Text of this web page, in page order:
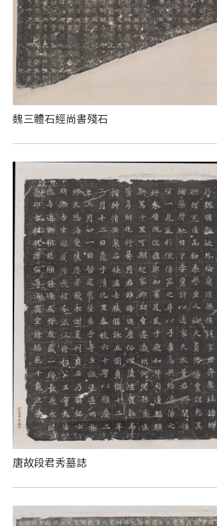
魏三體石經尚書殘石
唐故段君秀墓誌